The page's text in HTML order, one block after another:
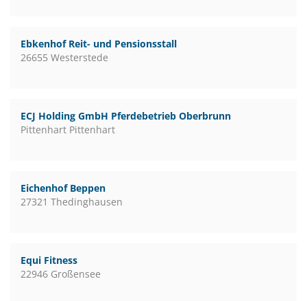
Ebkenhof Reit- und Pensionsstall
26655 Westerstede
ECJ Holding GmbH Pferdebetrieb Oberbrunn
Pittenhart Pittenhart
Eichenhof Beppen
27321 Thedinghausen
Equi Fitness
22946 Großensee